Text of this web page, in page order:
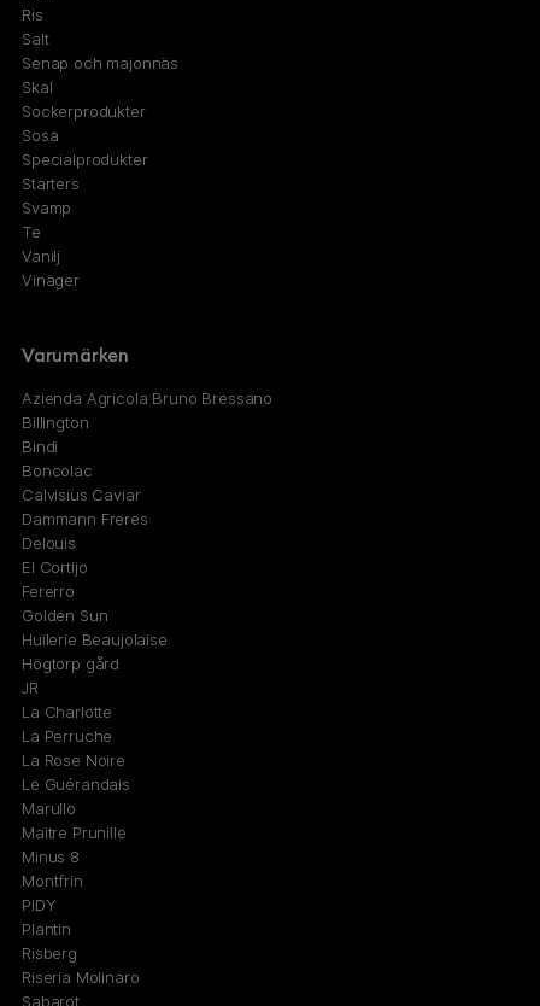
Ris
Salt
Senap och majonnäs
Skal
Sockerprodukter
Sosa
Specialprodukter
Starters
Svamp
Te
Vanilj
Vinäger
Varumärken
Azienda Agricola Bruno Bressano
Billington
Bindi
Boncolac
Calvisius Caviar
Dammann Freres
Delouis
El Cortijo
Fererro
Golden Sun
Huilerie Beaujolaise
Högtorp gård
JR
La Charlotte
La Perruche
La Rose Noire
Le Guérandais
Marullo
Maitre Prunille
Minus 8
Montfrin
PIDY
Plantin
Risberg
Riseria Molinaro
Sabarot